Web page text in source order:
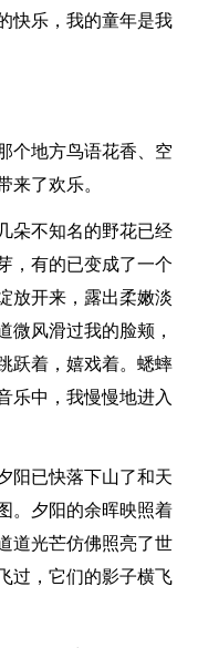
快乐，我的童年是我
个地方鸟语花香、空
来了欢乐。
朵不知名的野花已经
，有的已变成了一个
放开来，露出柔嫩淡
微风滑过我的脸颊，
跃着，嬉戏着。蟋蟀
乐中，我慢慢地进入
阳已快落下山了和天
。夕阳的余晖映照着
道光芒仿佛照亮了世
过，它们的影子横飞